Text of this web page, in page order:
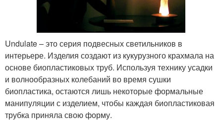
Undulate – это серия подвесных светильников в
интерьере. Изделия создают из кукурузного крахмала на
основе биопластиковых труб. Используя технику усадки
и волнообразных колебаний во время сушки
биопластика, остаются лишь некоторые формальные
манипуляции с изделием, чтобы каждая биопластиковая
трубка приняла свою форму.